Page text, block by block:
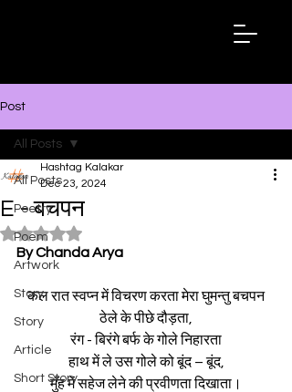
Post
All Posts
Poetry
Poem
Artwork
Story
Story
Article
Short Story
All Posts
E - बचपन
Hashtag Kalakar
Dec 23, 2024
Rated NaN out of 5 stars.
By Chanda Arya
कल रात स्वप्न में विचरण करता मेरा घुमन्तु बचपन
ठेले के पीछे दौड़ता,
रंग - बिरंगे बर्फ के गोले निहारता
हाथ में ले उस गोले को बूंद – बूंद,
मुँह में सहेज लेने की प्रवीणता दिखाता।